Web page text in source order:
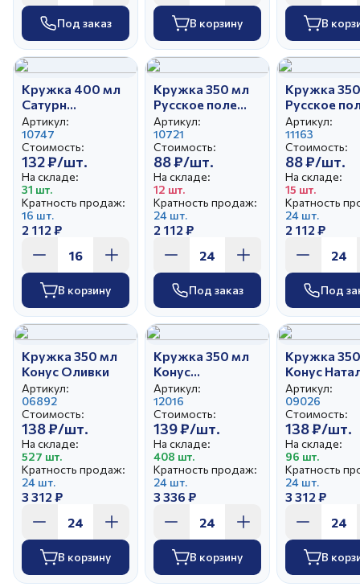
Под заказ В корзину В
Кружка 400 мл
Сатурн
Восточный узор
керамика
Артикул:
10747
Стоимость:
132 ₽/шт.
На складе:
31 шт.
Кратность продаж:
16 шт.
2 112 ₽
В корзину
Кружка 350 мл
Русское поле
Лилия
Артикул:
10721
Стоимость:
88 ₽/шт.
На складе:
12 шт.
Кратность продаж:
24 шт.
2 112 ₽
Под заказ
Кружка
Русское
настроение
Артикул:
11163
Стоимость:
88 ₽/шт.
На складе:
15 шт.
Кратность
24 шт.
2 112 ₽
Под
Кружка 350 мл
Конус Оливки
Артикул:
06892
Стоимость:
138 ₽/шт.
На складе:
527 шт.
Кратность продаж:
24 шт.
3 312 ₽
В корзину
Кружка 350 мл
Конус
Натюрморт
Артикул:
12016
Стоимость:
139 ₽/шт.
На складе:
408 шт.
Кратность продаж:
24 шт.
3 336 ₽
В корзину
Кружка
Конус
Артикул:
09026
Стоимость:
138 ₽/шт.
На складе:
96 шт.
Кратность
24 шт.
3 312 ₽
В